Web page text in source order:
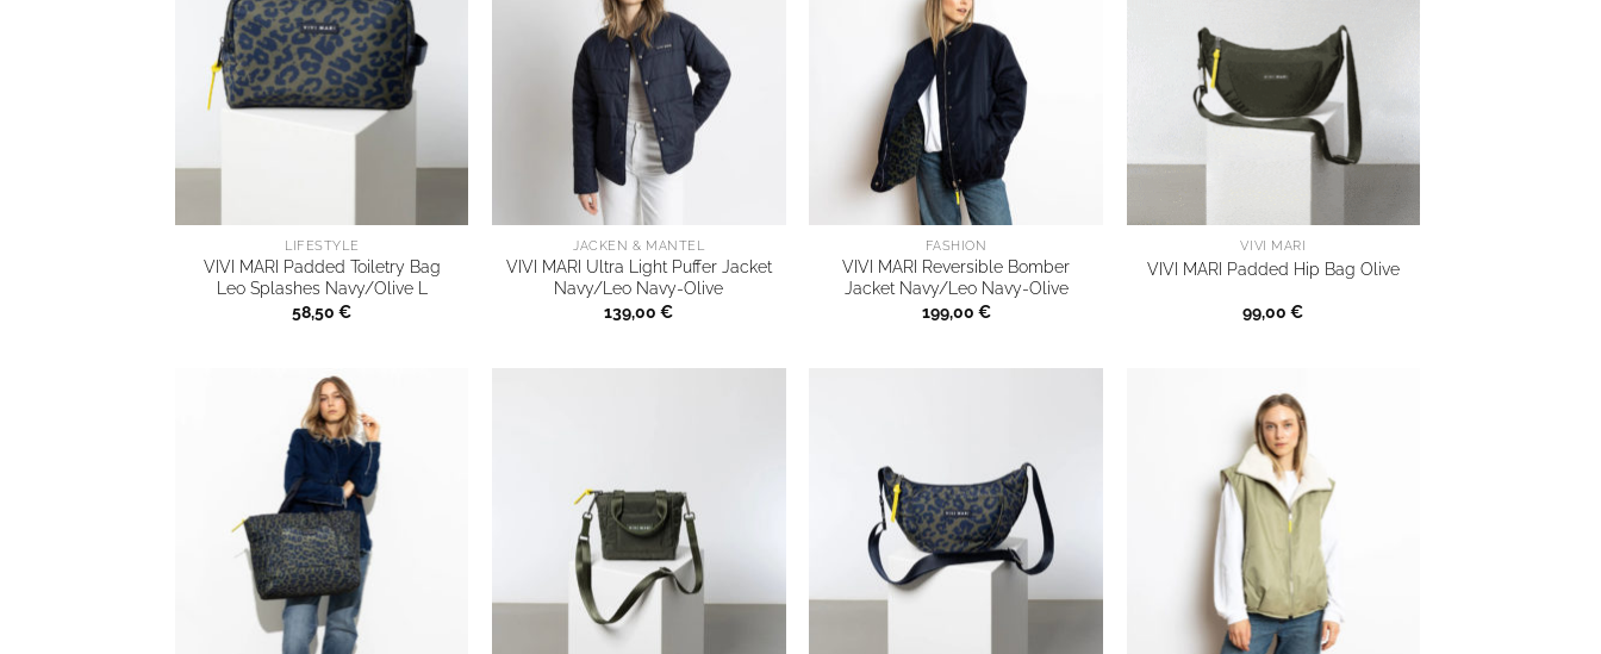
LIFESTYLE
VIVI MARI Padded Toiletry Bag
Leo Splashes Navy/Olive L
58,50€
JACKEN & MÄNTEL
VIVI MARI Ultra Light Puffer Jacket
Navy/Leo Navy-Olive
139,00€
FASHION
VIVI MARI Reversible Bomber
Jacket Navy/Leo Navy-Olive
199,00 €
VIVI MARI
VIVI MARI Padded Hip Bag Olive
99,00€